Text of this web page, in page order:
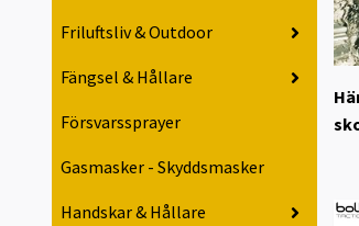
Friluftsliv & Outdoor
Fängsel & Hållare
Försvarssprayer
Gasmasker - Skyddsmasker
Handskar & Hållare